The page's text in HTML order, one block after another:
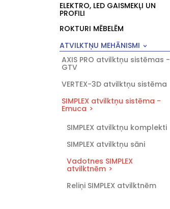
ELEKTRO, LED GAISMEKĻI UN
PROFILI
ROKTURI MĒBELĒM
ATVILKTŅU MEHĀNISMI
AXIS PRO atvilktņu sistēmas -
GTV
VERTEX-3D atvilktņu sistēma
SIMPLEX atvilktņu sistēma -
Emuca
SIMPLEX atvilktņu komplekti
SIMPLEX atvilktņu sāni
Vadotnes SIMPLEX
atvilktnēm
Reliņi SIMPLEX atvilktnēm